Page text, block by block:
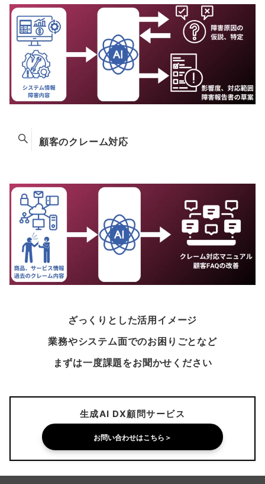
顧客のクレーム対応
ざっくりとした活用イメージ
業務やシステム面でのお困りごとなど
まずは一度課題をお聞かせください
生成AI DX顧問サービス
お問い合わせはこちら＞